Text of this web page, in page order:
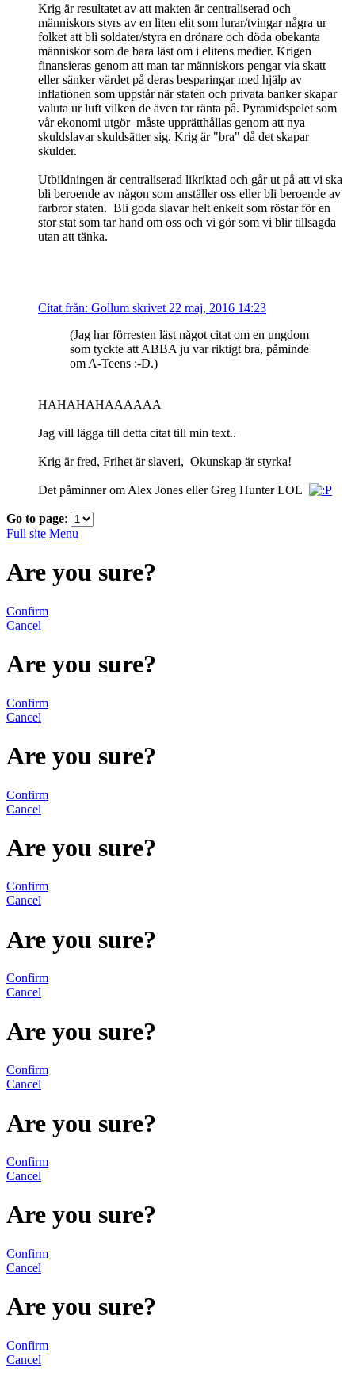
Krig är resultatet av att makten är centraliserad och
människors styrs av en liten elit som lurar/tvingar några ur
folket att bli soldater/styra en drönare och döda obekanta
människor som de bara läst om i elitens medier. Krigen
finansieras genom att man tar människors pengar via skatt
eller sänker värdet på deras besparingar med hjälp av
inflationen som uppstår när staten och privata banker skapar
valuta ur luft vilken de även tar ränta på. Pyramidspelet som
vår ekonomi utgör måste upprätthållas genom att nya
skuldslavar skuldsätter sig. Krig är "bra" då det skapar
skulder.
Utbildningen är centraliserad likriktad och går ut på att vi ska
bli beroende av någon som anställer oss eller bli beroende av
farbror staten. Bli goda slavar helt enkelt som röstar för en
stor stat som tar hand om oss och vi gör som vi blir tillsagda
utan att tänka.
Citat från: Gollum skrivet 22 maj, 2016 14:23
(Jag har förresten läst något citat om en ungdom
som tyckte att ABBA ju var riktigt bra, påminde
om A-Teens :-D.)
HAHAHAHAAAAAA
Jag vill lägga till detta citat till min text..
Krig är fred, Frihet är slaveri, Okunskap är styrka!
Det påminner om Alex Jones eller Greg Hunter LOL
Go to page:
Full site Menu
Are you sure?
Confirm
Cancel
Are you sure?
Confirm
Cancel
Are you sure?
Confirm
Cancel
Are you sure?
Confirm
Cancel
Are you sure?
Confirm
Cancel
Are you sure?
Confirm
Cancel
Are you sure?
Confirm
Cancel
Are you sure?
Confirm
Cancel
Are you sure?
Confirm
Cancel